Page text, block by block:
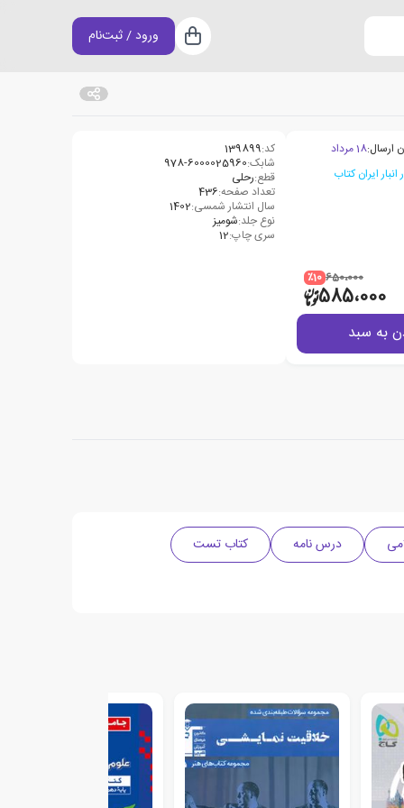
سبد خرید
ورود / ثبت‌نام
ارسال:18 مرداد
650،000 ٪10
585،000
به سبد
کد:139899
شابک:978-6000025960
قطع:رحلی
تعداد صفحه:436
سال انتشار شمسی:1402
نوع جلد:شومیز
سری چاپ:12
درس نامه
کتاب تست